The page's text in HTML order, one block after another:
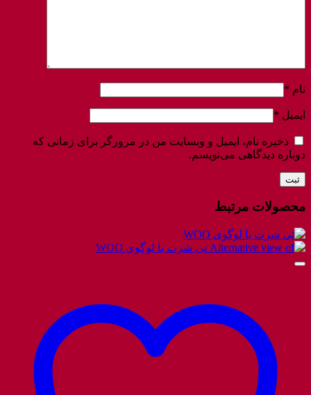
نام *
ایمیل *
ذخیره نام، ایمیل و وبسایت من در مرورگر برای زمانی که
دوباره دیدگاهی می‌نویسم.
محصولات مرتبط